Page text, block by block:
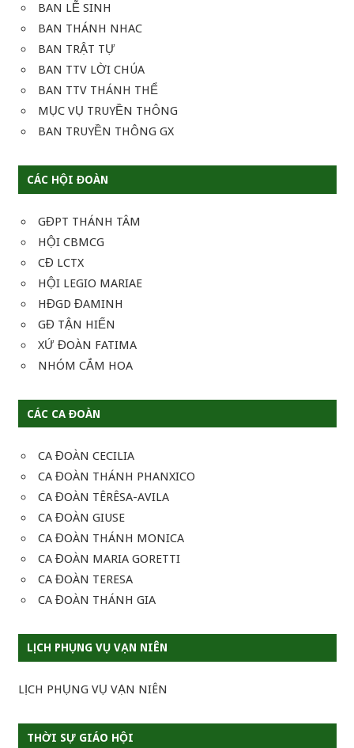
BAN LỄ SINH
BAN THÁNH NHAC
BAN TRẬT TỰ
BAN TTV LỜI CHÚA
BAN TTV THÁNH THỂ
MỤC VỤ TRUYỀN THÔNG
BAN TRUYỀN THÔNG GX
CÁC HỘI ĐOÀN
GĐPT THÁNH TÂM
HỘI CBMCG
CĐ LCTX
HỘI LEGIO MARIAE
HĐGD ĐAMINH
GĐ TẬN HIẾN
XỨ ĐOÀN FATIMA
NHÓM CẮM HOA
CÁC CA ĐOÀN
CA ĐOÀN CECILIA
CA ĐOÀN THÁNH PHANXICO
CA ĐOÀN TÊRÊSA-AVILA
CA ĐOÀN GIUSE
CA ĐOÀN THÁNH MONICA
CA ĐOÀN MARIA GORETTI
CA ĐOÀN TERESA
CA ĐOÀN THÁNH GIA
LỊCH PHỤNG VỤ VẠN NIÊN
LỊCH PHỤNG VỤ VẠN NIÊN
THỜI SỰ GIÁO HỘI